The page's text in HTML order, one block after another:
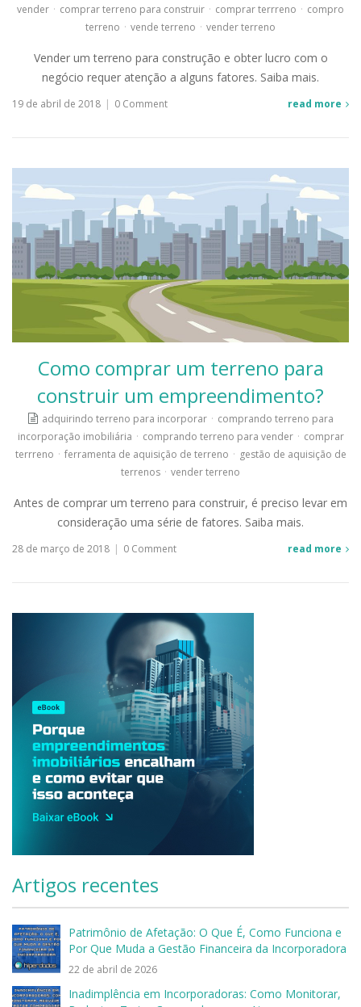
vender · comprar terreno para construir · comprar terrreno · compro
terreno · vende terreno · vender terreno
Vender um terreno para construção e obter lucro com o
negócio requer atenção a alguns fatores. Saiba mais.
19 de abril de 2018 | 0 Comment read more
Como comprar um terreno para
construir um empreendimento?
adquirindo terreno para incorporar · comprando terreno para
incorporação imobiliária · comprando terreno para vender · comprar
terrreno · ferramenta de aquisição de terreno · gestão de aquisição de
terrenos · vender terreno
Antes de comprar um terreno para construir, é preciso levar em
consideração uma série de fatores. Saiba mais.
28 de março de 2018 | 0 Comment read more
Artigos recentes
Patrimônio de Afetação: O Que É, Como Funciona e
Por Que Muda a Gestão Financeira da Incorporadora
22 de abril de 2026
Inadimplência em Incorporadoras: Como Monitorar,